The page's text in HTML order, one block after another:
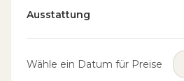
Ausstattung
Wähle ein Datum für Preise